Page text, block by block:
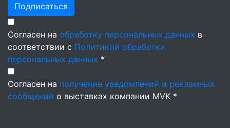
Подписаться
Согласен на обработку персональных данных в
соответствии с Политикой обработки
персональных данных *
Согласен на получение уведомлений и рекламных
сообщений о выставках компании MVK *